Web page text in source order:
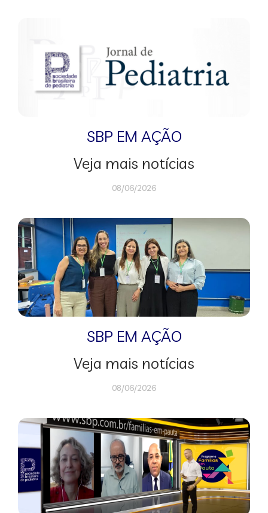
SBP EM AÇÃO
Veja mais notícias
08/06/2026
SBP EM AÇÃO
Veja mais notícias
08/06/2026